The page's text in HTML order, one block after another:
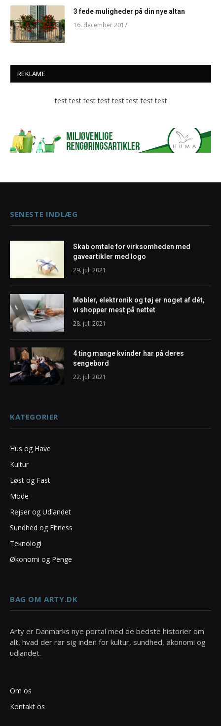
3 fede muligheder på din nye altan
16. december 2017
REKLAME
test test test test test test test test
SENESTE INDLÆG
Skab omtale for virksomheden med
gaveartikler med logo
29. juli 2021
Møbler, elektronik og tøj er noget af dét,
vi shopper mest på nettet
28. juli 2021
4 ting mange kvinder har på deres
sengebord
22. juli 2021
KATEGORIER
Hus og Have
Kultur
Løst og Fast
Mode
Rejser og Udlandet
Sundhed og Fitness
Teknologi
Økonomi og Penge
BAG OM ARTY.DK
Arty er Danmarks nye portal med de bedste historier om
alt, hvad der rør sig inden for kultur, sundhed, økonomi og
udlandet.
Om os
Kontakt os